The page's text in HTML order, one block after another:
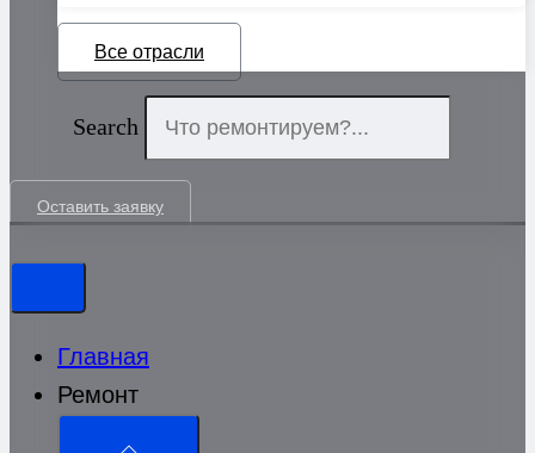
Все отрасли
Search
Оставить заявку
Главная
Ремонт